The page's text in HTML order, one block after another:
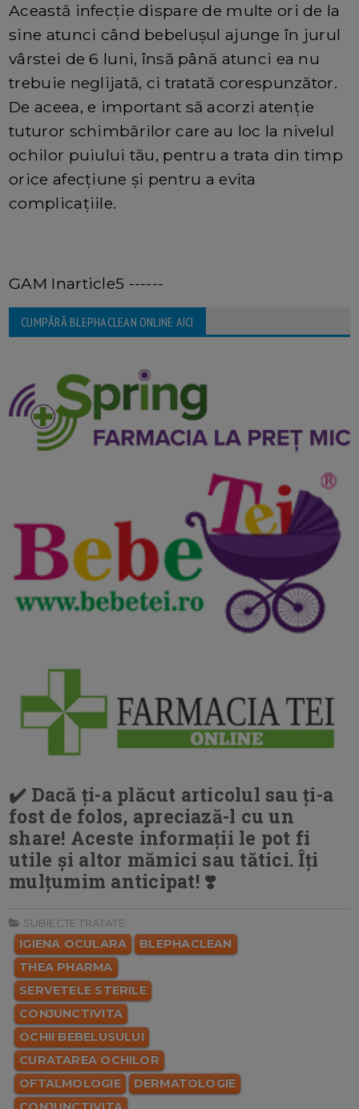
Această infecție dispare de multe ori de la
sine atunci când bebelușul ajunge în jurul
vârstei de 6 luni, însă până atunci ea nu
trebuie neglijată, ci tratată corespunzător.
De aceea, e important să acorzi atenție
tuturor schimbărilor care au loc la nivelul
ochilor puiului tău, pentru a trata din timp
orice afecțiune și pentru a evita
complicațiile.
GAM Inarticle5 ------
CUMPĂRĂ BLEPHACLEAN ONLINE AICI
✔️ Dacă ți-a plăcut articolul sau ți-a
fost de folos, apreciază-l cu un
share! Aceste informații le pot fi
utile și altor mămici sau tătici. Îți
mulțumim anticipat! ❣️
SUBIECTE TRATATE:
IGIENA OCULARA
BLEPHACLEAN
THEA PHARMA
SERVETELE STERILE
CONJUNCTIVITA
OCHII BEBELUSULUI
CURATAREA OCHILOR
OFTALMOLOGIE
DERMATOLOGIE